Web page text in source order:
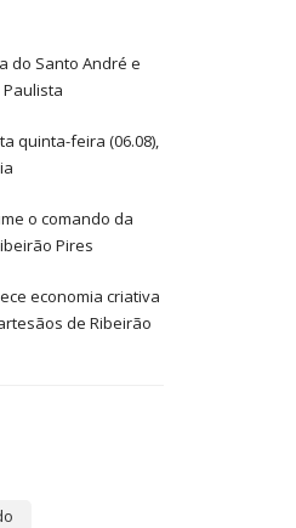
do Santo André e
quinta-feira (06.08),
o comando da
Pires
economia criativa
de Ribeirão